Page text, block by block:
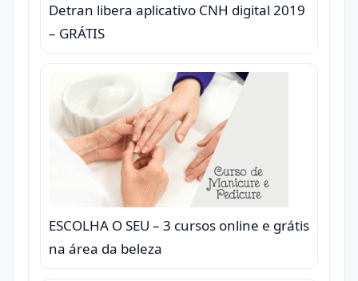
Detran libera aplicativo CNH digital 2019
– GRÁTIS
ESCOLHA O SEU – 3 cursos online e grátis
na área da beleza